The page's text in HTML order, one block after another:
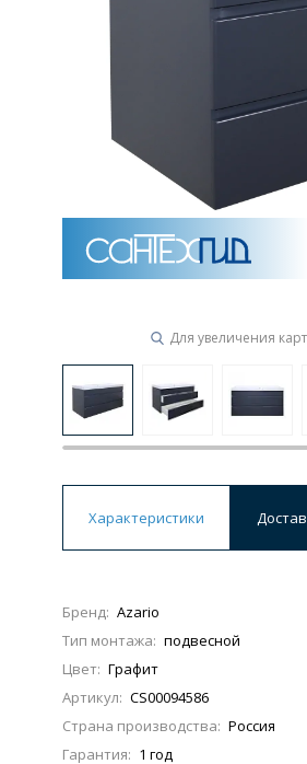
Комплектующие для
Мебель
Тумбы для ванной
19 категорий
Акриловые
Ванны 200 см
15 категорий
Из искусственного камня
Для увеличения
Характеристики
Бренд: Azario
Тип монтажа: подвесной
Цвет: Графит
Артикул: CS00094586
Страна производства: Россия
Гарантия: 1 год